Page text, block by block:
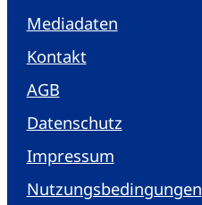
Mediadaten
Kontakt
AGB
Datenschutz
Impressum
Nutzungsbedingungen